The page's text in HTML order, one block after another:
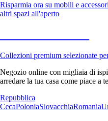
Risparmia ora su mobili e
altri spazi all'aperto
Collezioni premium selezionate
Negozio online con migliaia di
arredare la tua casa come piace a
Repubblica
CecaPoloniaSlovacchiaRomania